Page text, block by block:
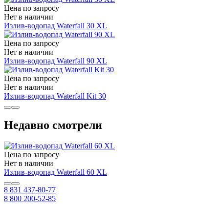
Цена по запросу
Нет в наличии
Излив-водопад Waterfall 30 XL
Цена по запросу
Нет в наличии
Излив-водопад Waterfall 90 XL
Цена по запросу
Нет в наличии
Излив-водопад Waterfall Kit 30
Недавно смотрели
Цена по запросу
Нет в наличии
Излив-водопад Waterfall 60 XL
8 831 437-80-77
8 800 200-52-85